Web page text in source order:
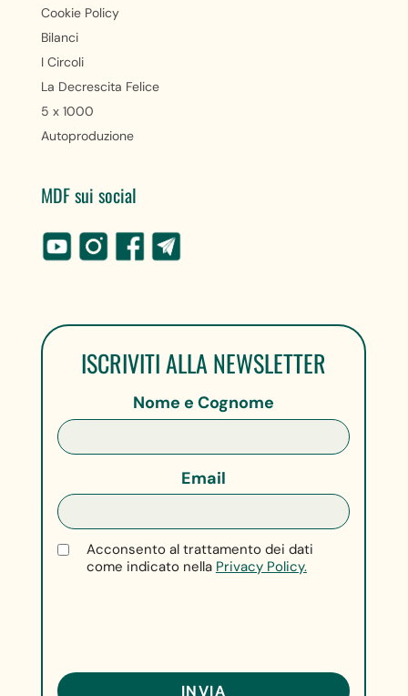
Cookie Policy
Bilanci
I Circoli
La Decrescita Felice
5 x 1000
Autoproduzione
MDF sui social
ISCRIVITI ALLA NEWSLETTER
Nome e Cognome
Email
Acconsento al trattamento dei dati
come indicato nella Privacy Policy.